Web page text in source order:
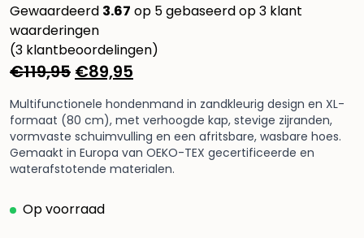
Gewaardeerd 3.67 op 5 gebaseerd op3 klant
waarderingen
(3 klantbeoordelingen)
€119,95 Oorspronkelijke
prijs
was:
€119,95.
€89,95
prijs
is:
€89,95.
Multifunctionele hondenmand in zandkleurig design en XL-
formaat (80 cm), met verhoogde kap, stevige zijranden,
vormvaste schuimvulling en een afritsbare, wasbare hoes.
Gemaakt in Europa van OEKO-TEX gecertificeerde en
waterafstotende materialen.
Op voorraad